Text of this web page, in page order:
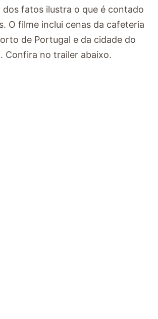
fatos ilustra o que é contado
O filme inclui cenas da cafeteria
de Portugal e da cidade do
Confira no trailer abaixo.